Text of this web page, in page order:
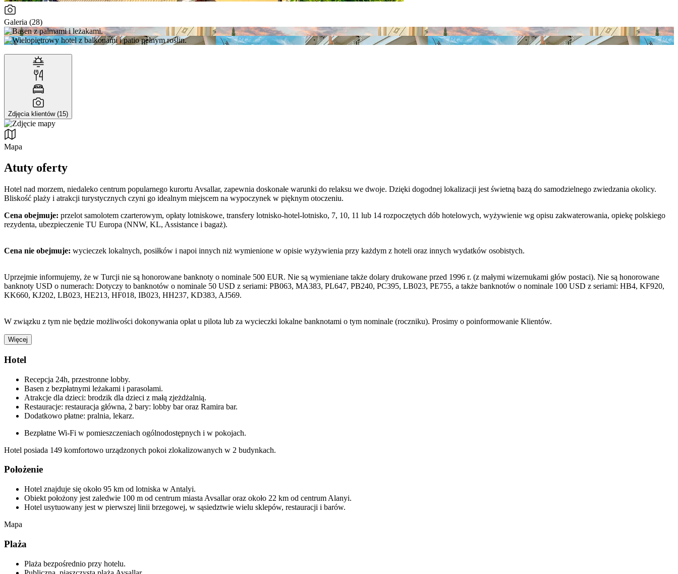
Galeria (28)
Zdjęcia klientów (15)
Mapa
Atuty oferty
Hotel nad morzem, niedaleko centrum popularnego kurortu Avsallar, zapewnia doskonałe warunki do relaksu we dwoje. Dzięki dogodnej lokalizacji jest świetną bazą do samodzielnego zwiedzania okolicy.
Bliskość plaży i atrakcji turystycznych czyni go idealnym miejscem na wypoczynek w pięknym otoczeniu.
Cena obejmuje: przelot samolotem czarterowym, opłaty lotniskowe, transfery lotnisko-hotel-lotnisko, 7, 10, 11 lub 14 rozpoczętych dób hotelowych, wyżywienie wg opisu zakwaterowania, opiekę polskiego
rezydenta, ubezpieczenie TU Europa (NNW, KL, Assistance i bagaż).
Cena nie obejmuje: wycieczek lokalnych, posiłków i napoi innych niż wymienione w opisie wyżywienia przy każdym z hoteli oraz innych wydatków osobistych.
Uprzejmie informujemy, że w Turcji nie są honorowane banknoty o nominale 500 EUR. Nie są wymieniane także dolary drukowane przed 1996 r. (z małymi wizernukami głów postaci). Nie są honorowane
banknoty USD o numerach: Dotyczy to banknotów o nominale 50 USD z seriami: PB063, MA383, PL647, PB240, PC395, LB023, PE755, a także banknotów o nominale 100 USD z seriami: HB4, KF920,
KK660, KJ202, LB023, HE213, HF018, IB023, HH237, KD383, AJ569.
W związku z tym nie będzie możliwości dokonywania opłat u pilota lub za wycieczki lokalne banknotami o tym nominale (roczniku). Prosimy o poinformowanie Klientów.
Więcej
Hotel
Recepcja 24h, przestronne lobby.
Basen z bezpłatnymi leżakami i parasolami.
Atrakcje dla dzieci: brodzik dla dzieci z małą zjeżdżalnią.
Restauracje: restauracja główna, 2 bary: lobby bar oraz Ramira bar.
Dodatkowo płatne: pralnia, lekarz.
Bezpłatne Wi-Fi w pomieszczeniach ogólnodostępnych i w pokojach.
Hotel posiada 149 komfortowo urządzonych pokoi zlokalizowanych w 2 budynkach.
Położenie
Hotel znajduje się około 95 km od lotniska w Antalyi.
Obiekt położony jest zaledwie 100 m od centrum miasta Avsallar oraz około 22 km od centrum Alanyi.
Hotel usytuowany jest w pierwszej linii brzegowej, w sąsiedztwie wielu sklepów, restauracji i barów.
Mapa
Plaża
Plaża bezpośrednio przy hotelu.